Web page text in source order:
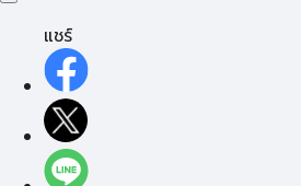
แชร์